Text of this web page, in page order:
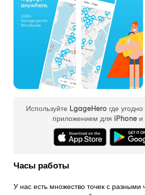
Используйте LgageHero где
приложением для iPhone
Часы работы
У нас есть множество точек с разными